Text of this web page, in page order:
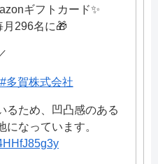
ギフトカード✨
月296名に🎁
#多賀株式会社
るため、凹凸感のある
になっています。